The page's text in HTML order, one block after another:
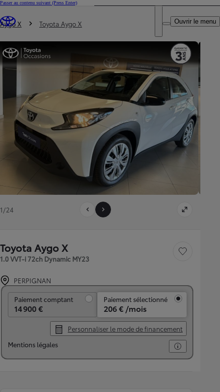
Passer au contenu suivant (Press Enter)
Trouvez un partenaire Toyota
DEALER NAME
Ouvrir le menu
Vous êtes ici
Aygo X Toyota Aygo X
1/24
Toyota Aygo X
1.0 VVT-i 72ch Dynamic MY23
Sauvegarder le
PERPIGNAN
Paiement comptant
14 900 €
Paiement sélectionné
206 € /mois
Personnaliser le mode de financement
Mentions légales